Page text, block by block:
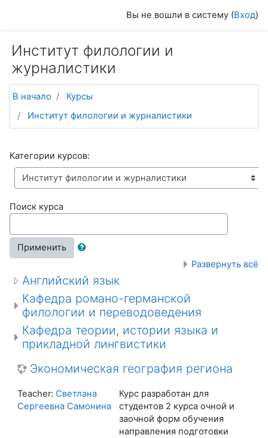
Вы не вошли в систему (Вход)
Институт филологии и
журналистики
В начало
Курсы
Институт филологии и журналистики
Категории курсов:
Поиск курса
Применить
Развернуть всё
Английский язык
Кафедра романо-германской
филологии и переводоведения
Кафедра теории, истории языка и
прикладной лингвистики
Экономическая география региона
Курс разработан для
студентов 2 курса очной и
заочной форм обучения
направления подготовки
Teacher: Светлана
Сергеевна Самонина